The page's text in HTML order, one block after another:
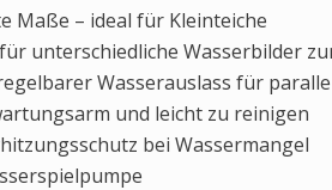
Maße – ideal für Kleinteiche
unterschied­liche Wasserbilder
Wasser­auslass für
und leicht zu reinigen
bei Wassermangel